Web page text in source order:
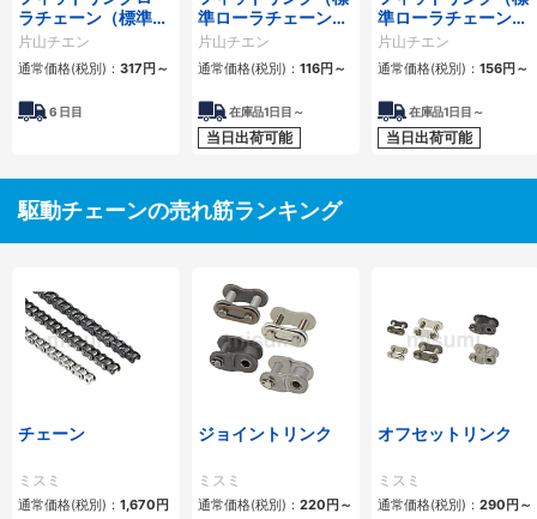
ラチェーン（標準ロ
ーラチェーン） 4列
片山チエン
通常価格(税別)： 317円～
6 日目
準ローラチェーン）
1列
片山チエン
通常価格(税別)： 116円～
在庫品1日目～
当日出荷可能
準ローラチェーン）
2列
片山チエン
通常価格(税別)： 156円～
在庫品1日目～
当日出荷可能
駆動チェーンの売れ筋ランキング
チェーン
ミスミ
通常価格(税別)： 1,670円
ジョイントリンク
ミスミ
通常価格(税別)： 220円～
オフセットリンク
ミスミ
通常価格(税別)： 290円～